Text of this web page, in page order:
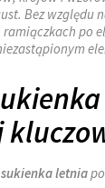
Bez względu
po
sukienka letnia